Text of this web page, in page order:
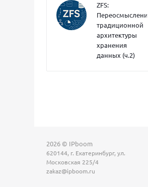
ZFS:
Переосмысление
традиционной
архитектуры
хранения
данных (ч.2)
2026 © IPboom
620144, г. Екатеринбург, ул.
Московская 225/4
zakaz@ipboom.ru